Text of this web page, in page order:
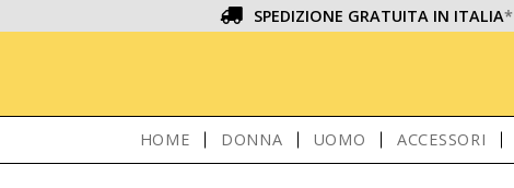
SPEDIZIONE GRATUITA IN ITALIA*
HOME DONNA UOMO ACCESSORI